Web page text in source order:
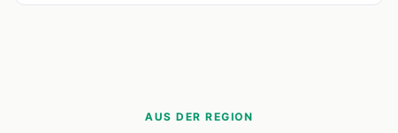
AUS DER REGION